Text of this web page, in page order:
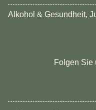
Alkohol & Gesundheit,
Folgen Sie